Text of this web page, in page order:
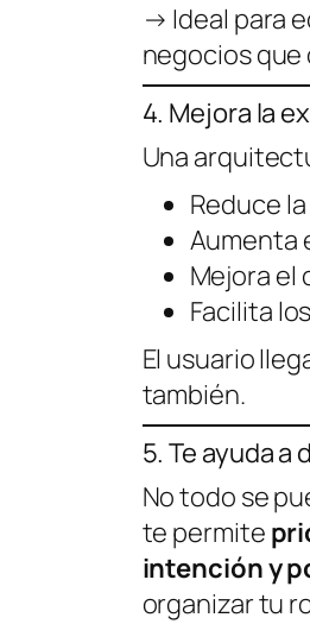
→ Ideal para
negocios
4. Mejora la
Una
Reduce
Aumenta
Mejora el
Facilita
El usuario
también.
5. Te ayuda
No todo se
te permite
intención y
organizar tu